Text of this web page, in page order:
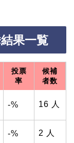
果一覧
投票
率
候補
者数
-% 16 人
-% 2 人